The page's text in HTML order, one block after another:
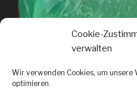
Cookie-
verwalten
Wir verwenden Cookies, um unsere
optimieren.